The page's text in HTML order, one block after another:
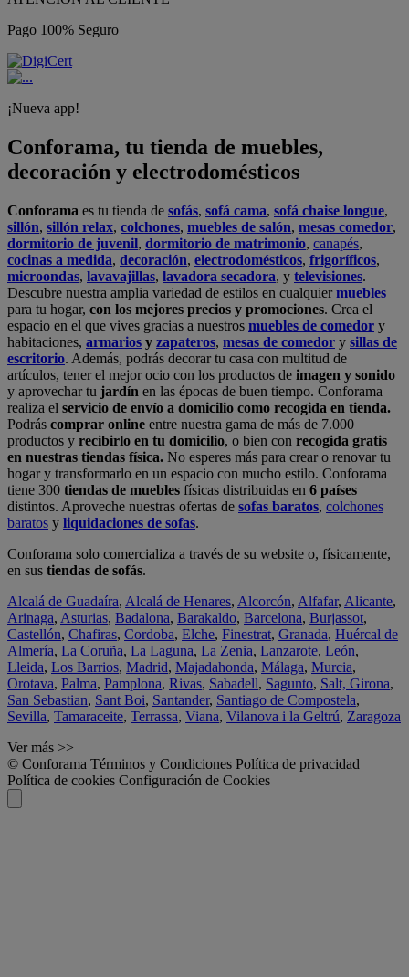
Pago 100% Seguro
¡Nueva app!
Conforama, tu tienda de muebles,
decoración y electrodomésticos
Conforama es tu tienda de sofás, sofá cama, sofá chaise longue,
sillón, sillón relax, colchones, muebles de salón, mesas comedor,
dormitorio de juvenil, dormitorio de matrimonio, canapés,
cocinas a medida, decoración, electrodomésticos, frigoríficos,
microondas, lavavajillas, lavadora secadora, y televisiones.
Descubre nuestra amplia variedad de estilos en cualquiermuebles
para tu hogar, con los mejores precios y promociones. Crea el
espacio en el que vives gracias a nuestros muebles de comedor y
habitaciones, armarios y zapateros, mesas de comedor y sillas de
escritorio. Además, podrás decorar tu casa con multitud de
artículos, tener el mejor ocio con los productos de imagen y sonido
y aprovechar tu jardín en las épocas de buen tiempo. Conforama
realiza el servicio de envío a domicilio como recogida en tienda.
Podrás comprar online entre nuestra gama de más de 7.000
productos y recibirlo en tu domicilio, o bien con recogida gratis
en nuestras tiendas física. No esperes más para crear o renovar tu
hogar y transformarlo en un espacio con mucho estilo. Conforama
tiene 300 tiendas de muebles físicas distribuidas en 6 países
distintos. Aproveche nuestras ofertas de sofas baratos, colchones
baratos y liquidaciones de sofas.
Conforama solo comercializa a través de su website o, físicamente,
en sus tiendas de sofás.
Alcalá de Guadaíra, Alcalá de Henares, Alcorcón, Alfafar, Alicante,
Arinaga, Asturias, Badalona, Barakaldo, Barcelona, Burjassot,
Castellón, Chafiras, Cordoba, Elche, Finestrat, Granada, Huércal de
Almería, La Coruña, La Laguna, La Zenia, Lanzarote, León,
Lleida, Los Barrios, Madrid, Majadahonda, Málaga, Murcia,
Orotava, Palma, Pamplona, Rivas, Sabadell, Sagunto, Salt, Girona,
San Sebastian, Sant Boi, Santander, Santiago de Compostela,
Sevilla, Tamaraceite, Terrassa, Viana, Vilanova i la Geltrú, Zaragoza
Ver más >>
© Conforama Términos y Condiciones Política de privacidad
Política de cookies Configuración de Cookies